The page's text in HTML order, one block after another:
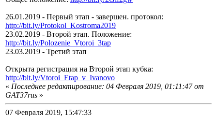
26.01.2019 - Первый этап - завершен. протокол:
http://bit.ly/Protokol_Kostroma2019
23.02.2019 - Второй этап. Положение:
http://bit.ly/Polozenie_Vtoroi_3tap
23.03.2019 - Третий этап
Открыта регистрация на Второй этап кубка:
http://bit.ly/Vtoroi_Etap_v_Ivanovo
« Последнее редактирование: 04 Февраля 2019, 01:11:47 от
GAT37rus »
07 Февраля 2019, 15:47:33